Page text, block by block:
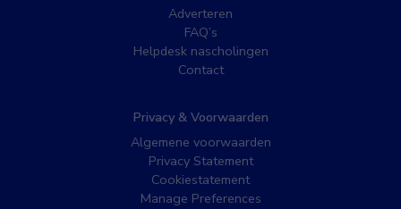
Adverteren
FAQ’s
Helpdesk nascholingen
Contact
Privacy & Voorwaarden
Algemene voorwaarden
Privacy Statement
Cookiestatement
Manage Preferences